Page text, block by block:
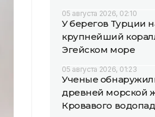
05 августа 2026, 02:10
У берегов Турции
крупнейший
Эгейском море
05 августа 2026, 01:23
Ученые
древней морской
Кровавого